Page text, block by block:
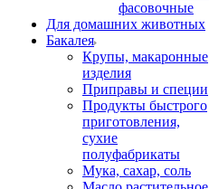
фасовочные
Для домашних животных
Бакалея
Крупы, макаронные
изделия
Приправы и специи
Продукты быстрого
приготовления,
сухие
полуфабрикаты
Мука, сахар, соль